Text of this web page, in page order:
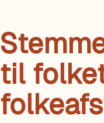
til